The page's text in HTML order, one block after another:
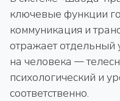
ключевые функции
коммуникация и
отражает отдельный
на человека —
психологический и
соответственно.